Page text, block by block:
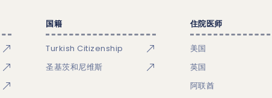
国籍
Turkish Citizenship
圣基茨和尼维斯
住院医师
美国
英国
阿联酋